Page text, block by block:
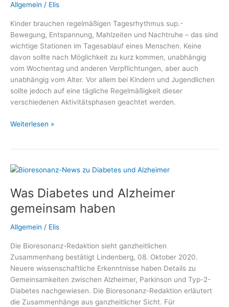
Plädoyer
einen
gelasseneren
Umgang
mit
Blutzuckerwerten
Allgemein / Elis
Kinder brauchen regelmäßigen Tagesrhythmus sup.-
Bewegung, Entspannung, Mahlzeiten und Nachtruhe – das sind
wichtige Stationen im Tagesablauf eines Menschen. Keine
davon sollte nach Möglichkeit zu kurz kommen, unabhängig
vom Wochentag und anderen Verpflichtungen, aber auch
unabhängig vom Alter. Vor allem bei Kindern und Jugendlichen
sollte jedoch auf eine tägliche Regelmäßigkeit dieser
verschiedenen Aktivitätsphasen geachtet werden.
Gemeinsame
Snacks
Weiterlesen »
Was Diabetes und Alzheimer
gemeinsam haben
Allgemein / Elis
Die Bioresonanz-Redaktion sieht ganzheitlichen
Zusammenhang bestätigt Lindenberg, 08. Oktober 2020.
Neuere wissenschaftliche Erkenntnisse haben Details zu
Gemeinsamkeiten zwischen Alzheimer, Parkinson und Typ-2-
Diabetes nachgewiesen. Die Bioresonanz-Redaktion erläutert
die Zusammenhänge aus ganzheitlicher Sicht. Für